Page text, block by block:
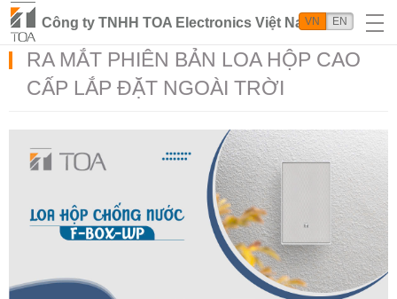
Công ty TNHH TOA Electronics Việt Nam
VN EN
RA MẮT PHIÊN BẢN LOA HỘP CAO
CẤP LẮP ĐẶT NGOÀI TRỜI